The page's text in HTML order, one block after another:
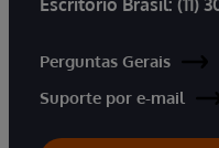
Escritório Brasil: (11)
Perguntas Gerais
Suporte por e-mail